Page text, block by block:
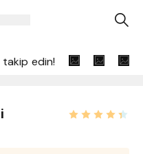
A
takip edin!